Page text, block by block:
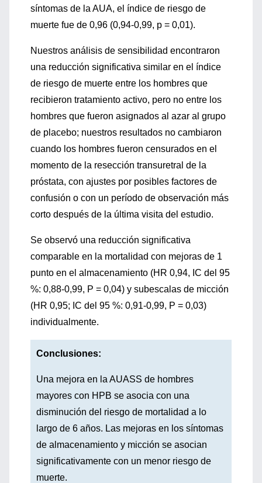
síntomas de la AUA, el índice de riesgo de
muerte fue de 0,96 (0,94-0,99, p = 0,01).
Nuestros análisis de sensibilidad encontraron
una reducción significativa similar en el índice
de riesgo de muerte entre los hombres que
recibieron tratamiento activo, pero no entre los
hombres que fueron asignados al azar al grupo
de placebo; nuestros resultados no cambiaron
cuando los hombres fueron censurados en el
momento de la resección transuretral de la
próstata, con ajustes por posibles factores de
confusión o con un período de observación más
corto después de la última visita del estudio.
Se observó una reducción significativa
comparable en la mortalidad con mejoras de 1
punto en el almacenamiento (HR 0,94, IC del 95
%: 0,88-0,99, P = 0,04) y subescalas de micción
(HR 0,95; IC del 95 %: 0,91-0,99, P = 0,03)
individualmente.
Conclusiones:
Una mejora en la AUASS de hombres
mayores con HPB se asocia con una
disminución del riesgo de mortalidad a lo
largo de 6 años. Las mejoras en los síntomas
de almacenamiento y micción se asocian
significativamente con un menor riesgo de
muerte.